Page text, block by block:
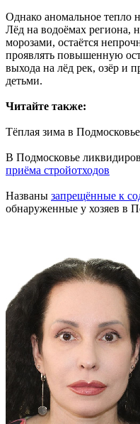
Однако аномальное тепло
Лёд на водоёмах региона,
морозами, остаётся
проявлять повышенную
выхода на лёд рек, озёр и
детьми.
Читайте также:
Тёплая зима в
В Подмосковье
приёма стройотходов
Названы запрещённые к
обнаруженные у хозяев в